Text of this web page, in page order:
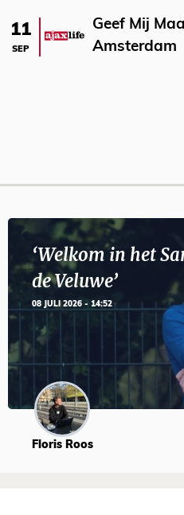
11
SEP
Geef Mij
Amsterdam
‘Welkom in het
de Veluwe’
08 JULI 2026 - 14:52
Floris Roos